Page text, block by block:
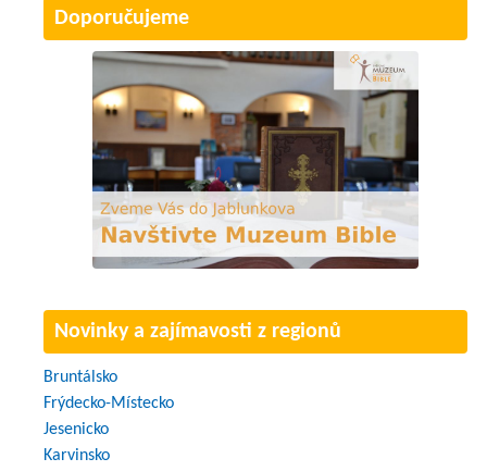
Doporučujeme
Novinky a zajímavosti z regionů
Bruntálsko
Frýdecko-Místecko
Jesenicko
Karvinsko